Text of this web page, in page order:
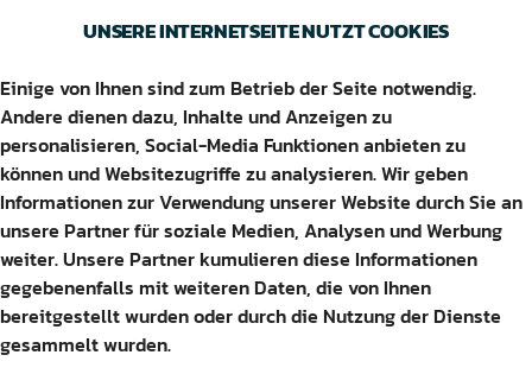
UNSERE INTERNETSEITE NUTZT COOKIES
Einige von Ihnen sind zum Betrieb der Seite notwendig.
Andere dienen dazu, Inhalte und Anzeigen zu
personalisieren, Social-Media Funktionen anbieten zu
können und Websitezugriffe zu analysieren. Wir geben
Informationen zur Verwendung unserer Website durch Sie an
unsere Partner für soziale Medien, Analysen und Werbung
weiter. Unsere Partner kumulieren diese Informationen
gegebenenfalls mit weiteren Daten, die von Ihnen
bereitgestellt wurden oder durch die Nutzung der Dienste
gesammelt wurden.
HILDESHEIM ARAL
Adresse
Albert-Einstein Str. 4
31135 Hildesheim